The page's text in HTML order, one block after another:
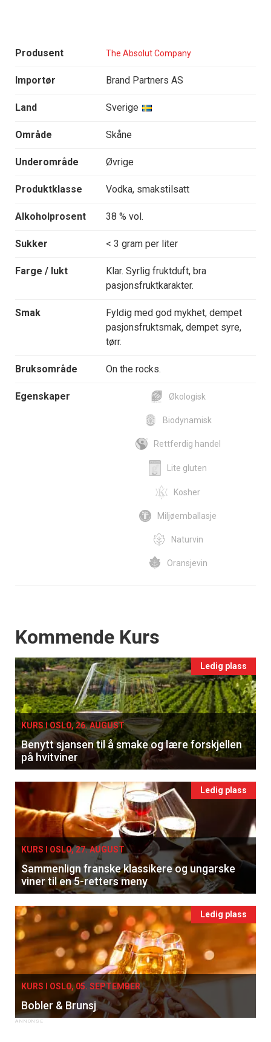
Produsent The Absolut Company
Importør Brand Partners AS
Land Sverige
Område Skåne
Underområde Øvrige
Produktklasse Vodka, smakstilsatt
Alkoholprosent 38 % vol.
Sukker < 3 gram per liter
Farge / lukt
Klar. Syrlig fruktduft, bra
pasjonsfruktkarakter.
Smak
Fyldig med god mykhet, dempet
pasjonsfruktsmak, dempet syre,
tørr.
Bruksområde On the rocks.
Egenskaper Økologisk
Biodynamisk
Rettferdig handel
Lite gluten
Kosher
Miljøemballasje
Naturvin
Oransjevin
Events
Kommende Kurs
Ledig plass
KURS I OSLO, 26. AUGUST
Benytt sjansen til å smake og lære forskjellen
på hvitviner
Ledig plass
KURS I OSLO, 27. AUGUST
Sammenlign franske klassikere og ungarske
viner til en 5-retters meny
Ledig plass
KURS I OSLO, 05. SEPTEMBER
Bobler & Brunsj